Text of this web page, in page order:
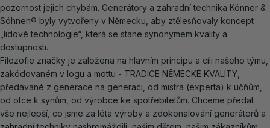
pozornost jejich chybám. Generátory a zahradní technika Könner &
Söhnen® byly vytvořeny v Německu, aby ztělesňovaly koncept
„lidové technologie“, která se stane synonymem kvality a
dostupnosti.
Filozofie značky je založena na hlavním principu a cíli našeho týmu,
zakódovaném v logu a mottu - TRADICE NĚMECKÉ KVALITY,
předávané z generace na generaci, od mistra (experta) k učňům,
od otce k synům, od výrobce ke spotřebitelům. Chceme předat
vše nejlepší, co jsme za léta výroby a zdokonalování generátorů a